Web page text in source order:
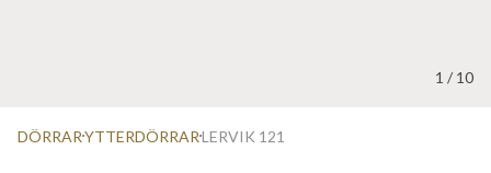
1 / 10
DÖRRARYTTERDÖRRARLERVIK 121